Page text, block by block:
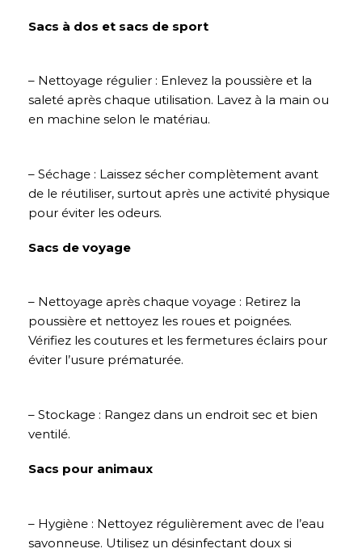
Sacs à dos et sacs de sport
– Nettoyage régulier : Enlevez la poussière et la
saleté après chaque utilisation. Lavez à la main ou
en machine selon le matériau.
– Séchage : Laissez sécher complètement avant
de le réutiliser, surtout après une activité physique
pour éviter les odeurs.
Sacs de voyage
– Nettoyage après chaque voyage : Retirez la
poussière et nettoyez les roues et poignées.
Vérifiez les coutures et les fermetures éclairs pour
éviter l’usure prématurée.
– Stockage : Rangez dans un endroit sec et bien
ventilé.
Sacs pour animaux
– Hygiène : Nettoyez régulièrement avec de l’eau
savonneuse. Utilisez un désinfectant doux si